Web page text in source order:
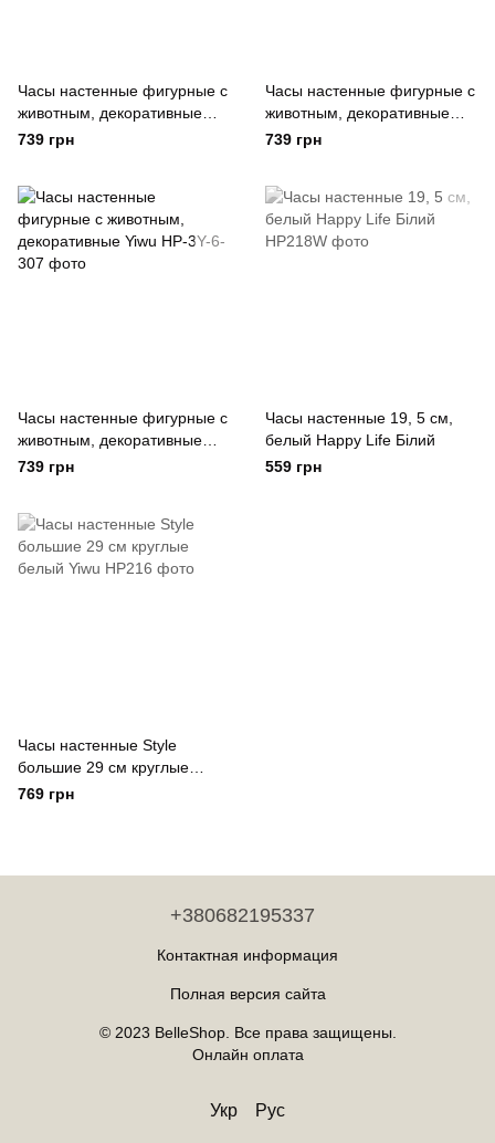
Часы настенные фигурные с
животным, декоративные
Yiwu
739 грн
Часы настенные фигурные с
животным, декоративные
Yiwu
739 грн
Часы настенные фигурные с
животным, декоративные
Yiwu
739 грн
Часы настенные 19, 5 см,
белый Happy Life Білий
559 грн
Часы настенные Style
большие 29 см круглые
белый Yiwu
769 грн
+380682195337
Контактная информация
Полная версия сайта
© 2023 BelleShop. Все права защищены.
Онлайн оплата
Укр Рус